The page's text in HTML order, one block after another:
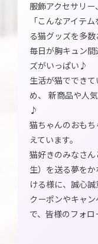
服飾アクセサリー
「こんなアイテ
る猫グッズを多数
毎日が胸キュン
ズがいっぱい♪
生活が猫ででき
め、 新商品や人
♪
猫ちゃんのおも
えています。
猫好きのみなさ
生）を送る夢を
ける様に、誠心誠
クーポンやキャ
で、皆様のフォロ